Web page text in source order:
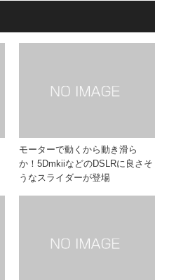
モーターで動くから動き滑ら
か！5DmkiiなどのDSLRに良さそ
うなスライダーが登場